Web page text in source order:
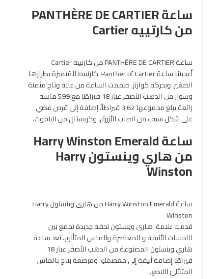
ساعة PANTHÈRE DE CARTIER
من كارتييه Cartier
ساعة PANTHÈRE DE CARTIER من كارتييه Cartier
أعجبتنا ساعة Panther of Cartier كارتييه؛ المُتميزة بطرازها
الصغير، وبحركة كوارتز. صممت الساعة من علبة وتاج مثمنة
وسوار من الذهب الأصفر عيار 18 قيراطًا مع 599 ماسة
رائعة يبلغ مجموعها 3.62 قيراطاً. إضافة إلى قرص فضي
على شكل سيف من الصلب الأزرق، وكريستال من الياقوت.
ساعة Harry Winston Emerald
من هاري وينستون Harry
Winston
ساعة Harry Winston Emerald من هاري وينستون Harry
Winston
قدمت علامة هارى وينستون تحفة جديدة تجمع بين
اللمسات الأنيقة و المعاصرة والماس المتألق، تعد ساعة
هاري وينستون المصنوعة من الذهب الأصفر عيار 18
قيراطًا إضافة أنيقة إلى معصمكِ؛ ومرصعة بتاج بالماس
المتلألئ اللامع.